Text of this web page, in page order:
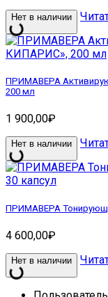
Нет в наличии
ПРИМАВЕРА
200 мл
1 900,00₽
Нет в наличии
ПРИМАВЕРА
4 600,00₽
Нет в наличии